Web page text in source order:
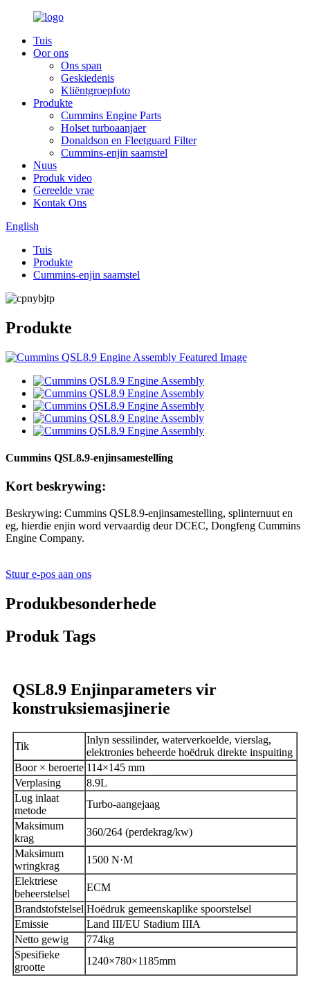
Tuis
Oor ons
Ons span
Geskiedenis
Kliëntgroepfoto
Produkte
Cummins Engine Parts
Holset turboaanjaer
Donaldson en Fleetguard Filter
Cummins-enjin saamstel
Nuus
Produk video
Gereelde vrae
Kontak Ons
English
Tuis
Produkte
Cummins-enjin saamstel
Produkte
Cummins QSL8.9-enjinsamestelling
Kort beskrywing:
Beskrywing: Cummins QSL8.9-enjinsamestelling, splinternuut en
eg, hierdie enjin word vervaardig deur DCEC, Dongfeng Cummins
Engine Company.
Stuur e-pos aan ons
Produkbesonderhede
Produk Tags
QSL8.9 Enjinparameters vir
konstruksiemasjinerie
Tik
Inlyn sessilinder, waterverkoelde, vierslag,
elektronies beheerde hoëdruk direkte inspuiting
Boor × beroerte 114×145 mm
Verplasing
8.9L
Lug inlaat
metode
Turbo-aangejaag
Maksimum
krag
360/264 (perdekrag/kw)
Maksimum
wringkrag
1500 N·M
Elektriese
beheerstelsel
ECM
Brandstofstelsel Hoëdruk gemeenskaplike spoorstelsel
Emissie
Land III/EU Stadium IIIA
Netto gewig
774kg
Spesifieke
grootte
1240×780×1185mm